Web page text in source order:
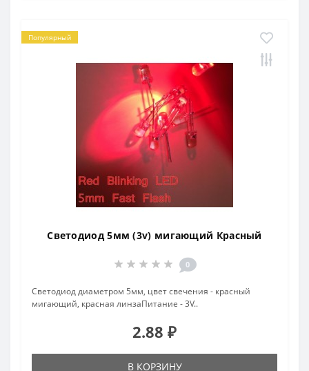
Популярный
Светодиод 5мм (3v) мигающий Красный
0
Светодиод диаметром 5мм, цвет свечения - красный
мигающий, красная линзаПитание - 3V..
2.88 ₽
В КОРЗИНУ